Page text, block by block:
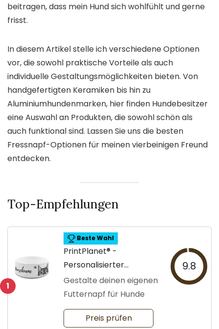
beitragen, dass mein Hund sich wohlfühlt und gerne
frisst.
In diesem Artikel stelle ich verschiedene Optionen
vor, die sowohl praktische Vorteile als auch
individuelle Gestaltungsmöglichkeiten bieten. Von
handgefertigten Keramiken bis hin zu
Aluminiumhundenmarken, hier finden Hundebesitzer
eine Auswahl an Produkten, die sowohl schön als
auch funktional sind. Lassen Sie uns die besten
Fressnapf-Optionen für meinen vierbeinigen Freund
entdecken.
Top-Empfehlungen
1
Beste Wahl
PrintPlanet® -
Personalisierter
Hundenapf
Gestalte deinen eigenen
Futternapf für Hunde
9.8
Preis prüfen